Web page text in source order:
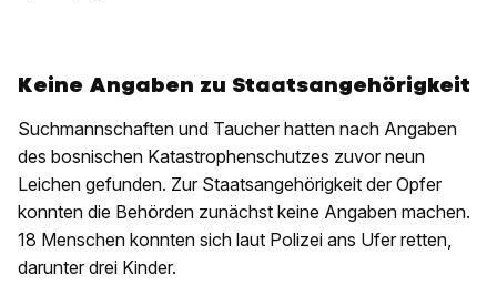
Keine Angaben zu Staatsangehörigkeit
Suchmannschaften und Taucher hatten nach Angaben
des bosnischen Katastrophenschutzes zuvor neun
Leichen gefunden. Zur Staatsangehörigkeit der Opfer
konnten die Behörden zunächst keine Angaben machen.
18 Menschen konnten sich laut Polizei ans Ufer retten,
darunter drei Kinder.